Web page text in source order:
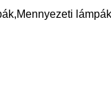
lámpák